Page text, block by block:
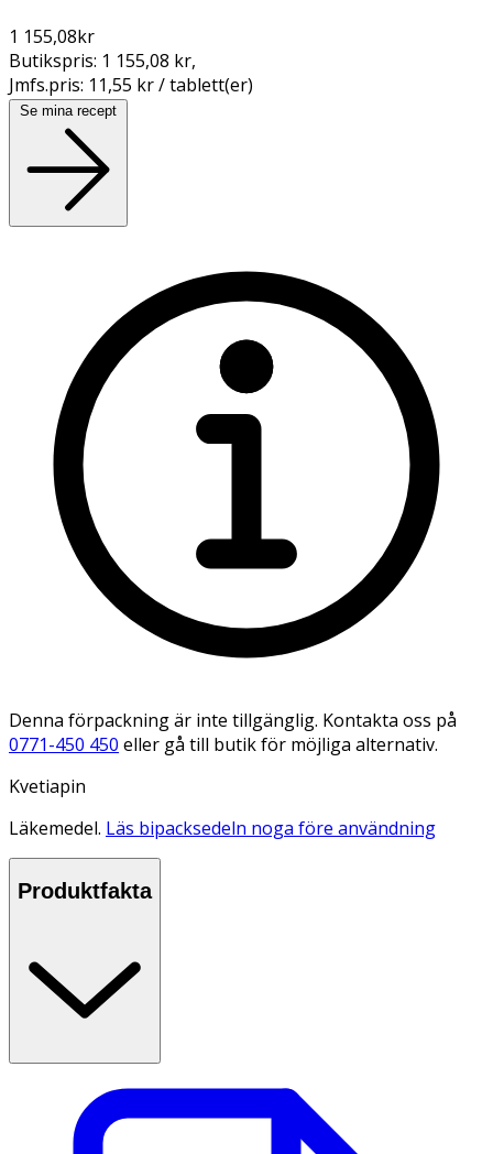
1 155,08kr
Butikspris: 1 155,08 kr,
Jmfs.pris: 11,55 kr / tablett(er)
Se mina recept
Denna förpackning är inte tillgänglig. Kontakta oss på
0771-450 450 eller gå till butik för möjliga alternativ.
Kvetiapin
Läkemedel. Läs bipacksedeln noga före användning
Produktfakta